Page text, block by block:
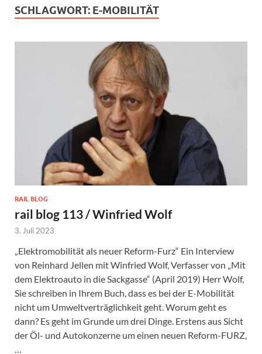
SCHLAGWORT: E-MOBILITÄT
RAIL BLOG
rail blog 113 / Winfried Wolf
3. Juli 2023
„Elektromobilität als neuer Reform-Furz“ Ein Interview
von Reinhard Jellen mit Winfried Wolf, Verfasser von „Mit
dem Elektroauto in die Sackgasse“ (April 2019) Herr Wolf,
Sie schreiben in Ihrem Buch, dass es bei der E-Mobilität
nicht um Umweltverträglichkeit geht. Worum geht es
dann? Es geht im Grunde um drei Dinge. Erstens aus Sicht
der Öl- und Autokonzerne um einen neuen Reform-FURZ,
…